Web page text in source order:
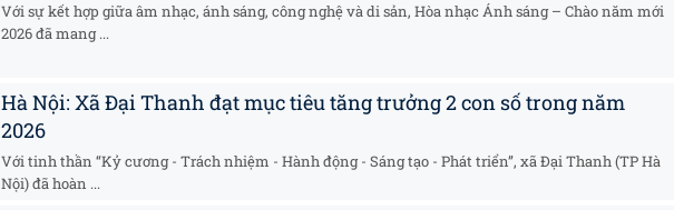
Với sự kết hợp giữa âm nhạc, ánh sáng, công nghệ và di sản, Hòa nhạc Ánh sáng – Chào năm mới
2026 đã mang ...
Hà Nội: Xã Đại Thanh đạt mục tiêu tăng trưởng 2 con số trong năm
2026
Với tinh thần “Kỷ cương - Trách nhiệm - Hành động - Sáng tạo - Phát triển”, xã Đại Thanh (TP Hà
Nội) đã hoàn ...